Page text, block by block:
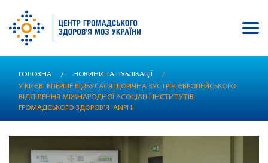
вмісту
ГОЛОВНА / НОВИНИ ТА ПУБЛІКАЦІЇ
/
У КИЄВІ ВПЕРШЕ ВІДБУЛАСЯ ЩОРІЧНА ЗУСТРІЧ ЄВРОПЕЙСЬКОГО
ВІДДІЛЕННЯ МІЖНАРОДНОЇ АСОЦІАЦІЇ ІНСТИТУТІВ
ГРОМАДСЬКОГО ЗДОРОВ’Я IANPHI